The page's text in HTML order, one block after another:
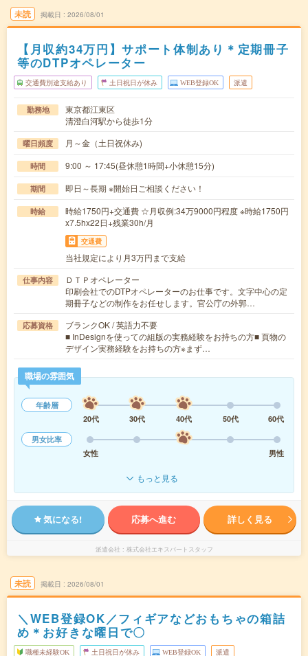
未読 掲載日 2026/08/01
【月収約34万円】サポート体制あり＊定期冊子
等のDTPオペレーター
交通費別途支給あり 土日祝日が休み WEB登録OK 派遣
勤務地
東京都江東区
清澄白河駅から徒歩1分
曜日頻度 月～金（土日祝休み)
時間 9:00 ～ 17:45(昼休憩1時間+小休憩15分)
期間 即日～長期 ※開始日ご相談ください！
時給
時給1750円+交通費 ☆月収例:34万9000円程度 ※時給1750円
x7.5hx22日+残業30h/月
交通費
当社規定により月3万円まで支給
仕事内容
ＤＴＰオペレーター
印刷会社でのDTPオペレーターのお仕事です。文字中心の定
期冊子などの制作をお任せします。官公庁の外郭…
応募資格
ブランクOK / 英語力不要
■ InDesignを使っての組版の実務経験をお持ちの方■ 頁物の
デザイン実務経験をお持ちの方※まず…
職場の雰囲気
年齢層
20代
30代 40代 50代
60代
男女比率
女性
男性
もっと見る
気になる! 応募へ進む 詳しく見る
派遣会社 株式会社エキスパートスタッフ
未読 掲載日 2026/08/01
＼WEB登録OK／フィギアなどおもちゃの箱詰
め＊お好きな曜日で〇
職種未経験OK 土日祝日が休み WEB登録OK 派遣